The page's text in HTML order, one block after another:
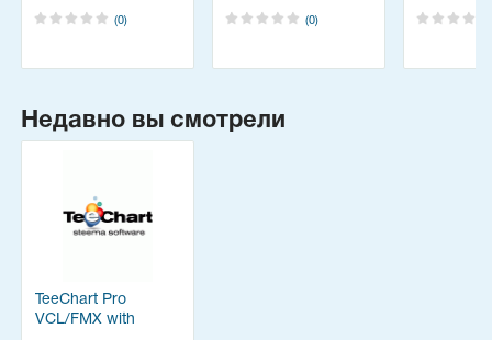
(0) (0)
Недавно вы смотрели
TeeChart Pro
VCL/FMX with